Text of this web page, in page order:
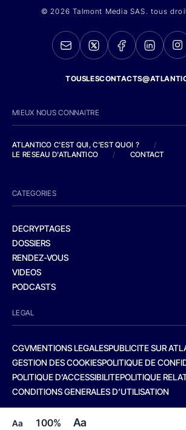
Aa 100% Aa
© 2026 Talmont Media SAS. tous
MIEUX NOUS CONNAITRE
ATLANTICO C'EST QUI, C'EST QUOI ?
/
LE RESEAU D'ATLANTICO
/ CONTACT
CATEGORIES
DECRYPTAGES
DOSSIERS
RENDEZ-VOUS
VIDEOS
PODCASTS
LEGAL
CGVMENTIONS LEGALESPUBLICITE SUR
GESTION DES COOKIESPOLITIQUE DE
POLITIQUE D’ACCESSIBILITEPOLITIQUE
CONDITIONS GENERALES D’UTILISATION